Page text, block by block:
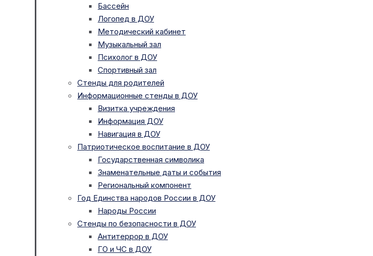
Бассейн
Логопед в ДОУ
Методический кабинет
Музыкальный зал
Психолог в ДОУ
Спортивный зал
Стенды для родителей
Информационные стенды в ДОУ
Визитка учреждения
Информация ДОУ
Навигация в ДОУ
Патриотическое воспитание в ДОУ
Государственная символика
Знаменательные даты и события
Региональный компонент
Год Единства народов России в ДОУ
Народы России
Стенды по безопасности в ДОУ
Антитеррор в ДОУ
ГО и ЧС в ДОУ